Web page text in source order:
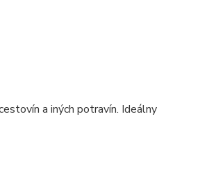
a iných potravín. Ideálny